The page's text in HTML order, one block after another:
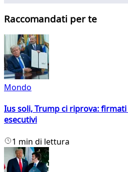
Raccomandati per te
Mondo
Ius soli, Trump ci riprova:
esecutivi
1 min di lettura